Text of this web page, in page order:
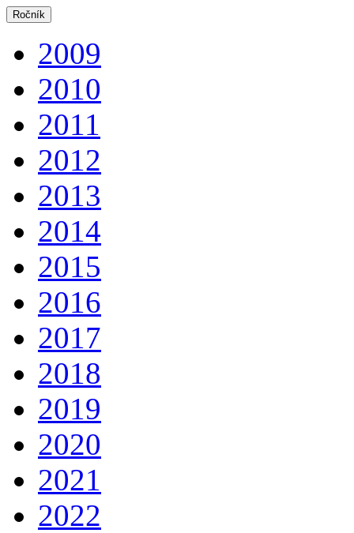
Ročník
2009
2010
2011
2012
2013
2014
2015
2016
2017
2018
2019
2020
2021
2022